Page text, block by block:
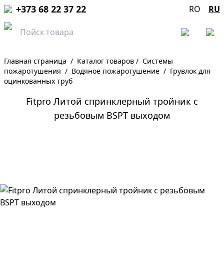
+373 68 22 37 22 RO RU
Главная страница / Каталог товаров / Системы
пожаротушения / Водяное пожаротушение / Грувлок для
оцинкованных труб
Fitpro Литой спринклерный тройник с
резьбовым BSPT выходом